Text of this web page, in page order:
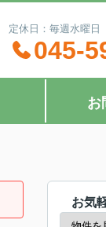
休日：毎週水曜日
045-
お
お気